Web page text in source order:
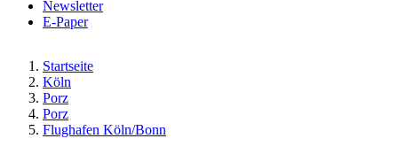
Newsletter
E-Paper
Startseite
Köln
Porz
Porz
Flughafen Köln/Bonn